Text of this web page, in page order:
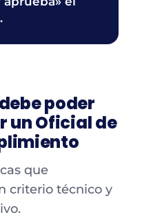
poder
un Oficial de
que
criterio técnico y